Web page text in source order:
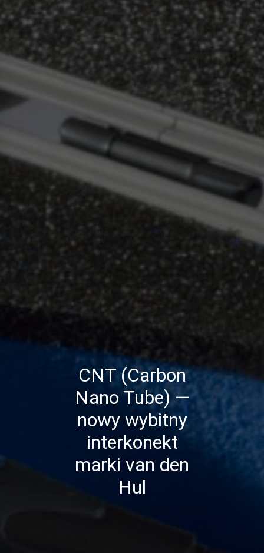
CNT (Carbon
Nano Tube) —
nowy wybitny
interkonekt
marki van den
Hul